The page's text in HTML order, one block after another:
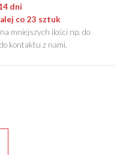
dni
co 23 sztuk
mniejszych ilości np. do
kontaktu z nami.